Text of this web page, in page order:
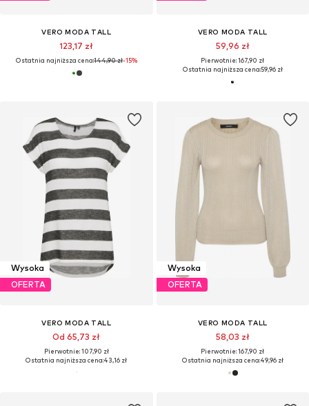
VERO MODA TALL
123,17 zł
Ostatnia najniższa cena:144,90 zł-15%
VERO MODA TALL
59,96 zł
Pierwotnie: 167,90 zł
Ostatnia najniższa cena:59,96 zł
Wysoka
OFERTA
VERO MODA TALL
Od 65,73 zł
Pierwotnie: 107,90 zł
Ostatnia najniższa cena:43,16 zł
Wysoka
OFERTA
VERO MODA TALL
58,03 zł
Pierwotnie: 167,90 zł
Ostatnia najniższa cena:49,96 zł